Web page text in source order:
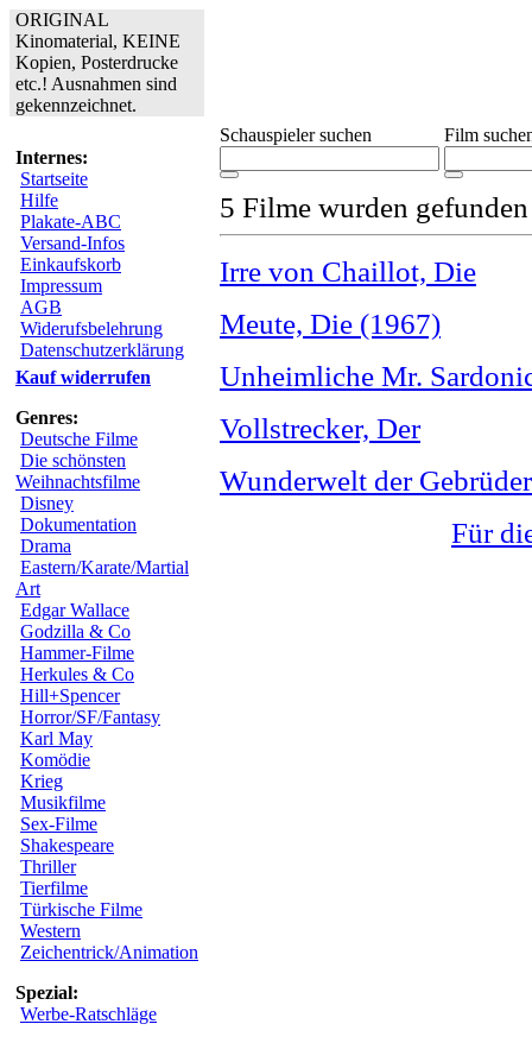
ORIGINAL
Kinomaterial, KEINE
Kopien, Posterdrucke
etc.! Ausnahmen sind
gekennzeichnet.
Internes:
Startseite
Hilfe
Plakate-ABC
Versand-Infos
Einkaufskorb
Impressum
AGB
Widerufsbelehrung
Datenschutzerklärung
Kauf widerrufen
Genres:
Deutsche Filme
Die schönsten
Weihnachtsfilme
Disney
Dokumentation
Drama
Eastern/Karate/Martial
Art
Edgar Wallace
Godzilla & Co
Hammer-Filme
Herkules & Co
Hill+Spencer
Horror/SF/Fantasy
Karl May
Komödie
Krieg
Musikfilme
Sex-Filme
Shakespeare
Thriller
Tierfilme
Türkische Filme
Western
Zeichentrick/Animation
Spezial:
Werbe-Ratschläge
Schauspieler suchen Film
5 Filme wurden
Irre von Chaillot, Die
Meute, Die (1967)
Unheimliche Mr.
Vollstrecker, Der
Wunderwelt der
Für